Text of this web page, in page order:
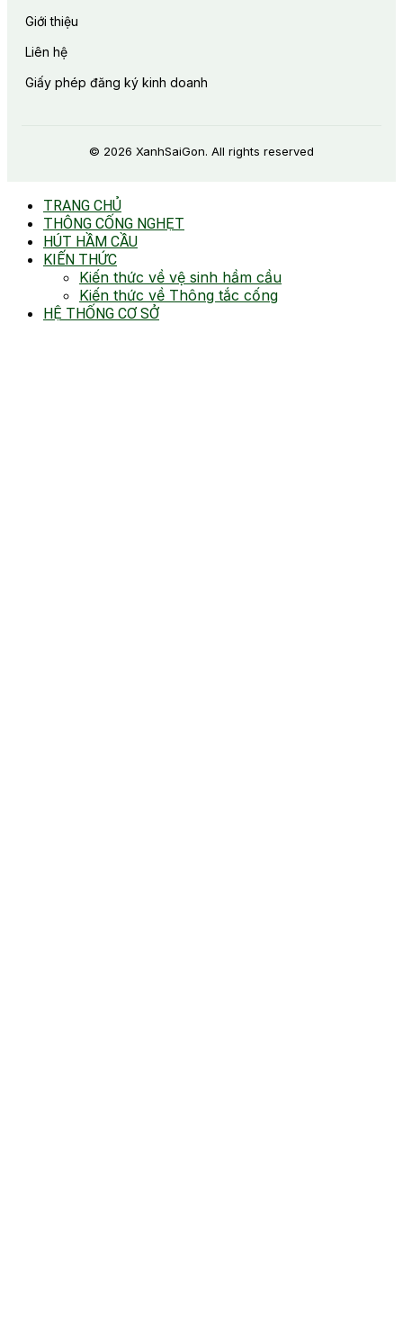
Giới thiệu
Liên hệ
Giấy phép đăng ký kinh doanh
© 2026 XanhSaiGon. All rights reserved
TRANG CHỦ
THÔNG CỐNG NGHẸT
HÚT HẦM CẦU
KIẾN THỨC
Kiến thức về vệ sinh hầm cầu
Kiến thức về Thông tắc cống
HỆ THỐNG CƠ SỞ